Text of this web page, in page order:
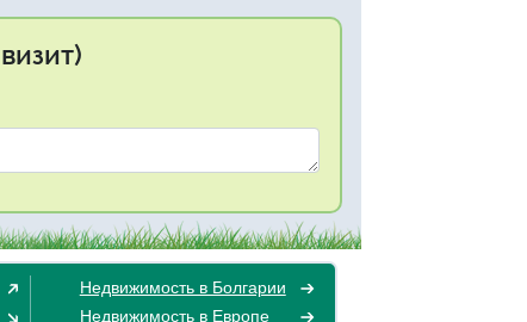
Недвижимость в Болгарии
Недвижимость в Европе